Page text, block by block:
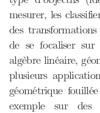
mesurer, les
des
de se focaliser
algèbre linéaire,
plusieurs
géométrique
exemple sur des